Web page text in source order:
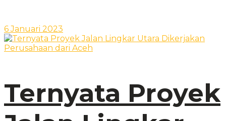
6 Januari 2023
Ternyata Proyek